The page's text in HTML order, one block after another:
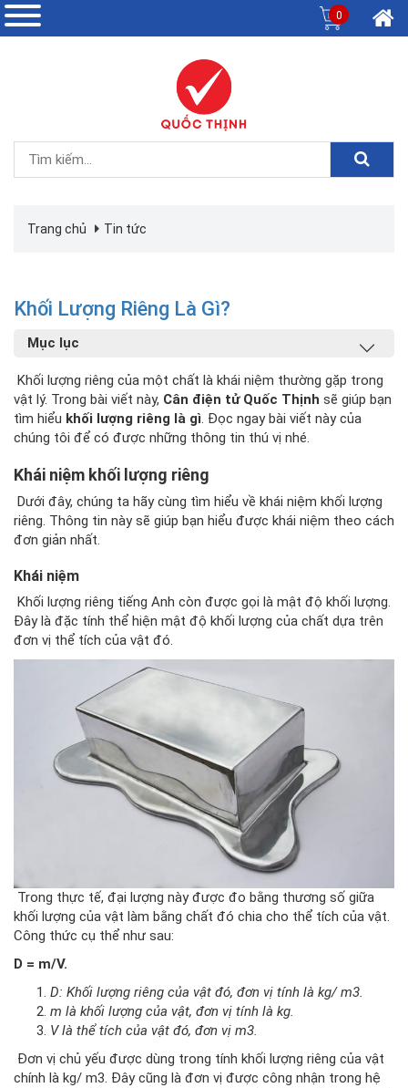
0
Trang chủ Tin tức
Khối Lượng Riêng Là Gì?
Mục lục
Khối lượng riêng của một chất là khái niệm thường gặp trong
vật lý. Trong bài viết này, Cân điện tử Quốc Thịnh sẽ giúp bạn
tìm hiểu khối lượng riêng là gì. Đọc ngay bài viết này của
chúng tôi để có được những thông tin thú vị nhé.
Khái niệm khối lượng riêng
Dưới đây, chúng ta hãy cùng tìm hiểu về khái niệm khối lượng
riêng. Thông tin này sẽ giúp bạn hiểu được khái niệm theo cách
đơn giản nhất.
Khái niệm
Khối lượng riêng tiếng Anh còn được gọi là mật độ khối lượng.
Đây là đặc tính thể hiện mật độ khối lượng của chất dựa trên
đơn vị thể tích của vật đó.
Trong thực tế, đại lượng này được đo bằng thương số giữa
khối lượng của vật làm bằng chất đó chia cho thể tích của vật.
Công thức cụ thể như sau:
D = m/V.
D: Khối lượng riêng của vật đó, đơn vị tính là kg/ m3.
m là khối lượng của vật, đơn vị tính là kg.
V là thể tích của vật đó, đơn vị m3.
Đơn vị chủ yếu được dùng trong tính khối lượng riêng của vật
chính là kg/ m3. Đây cũng là đơn vị được công nhận trong hệ